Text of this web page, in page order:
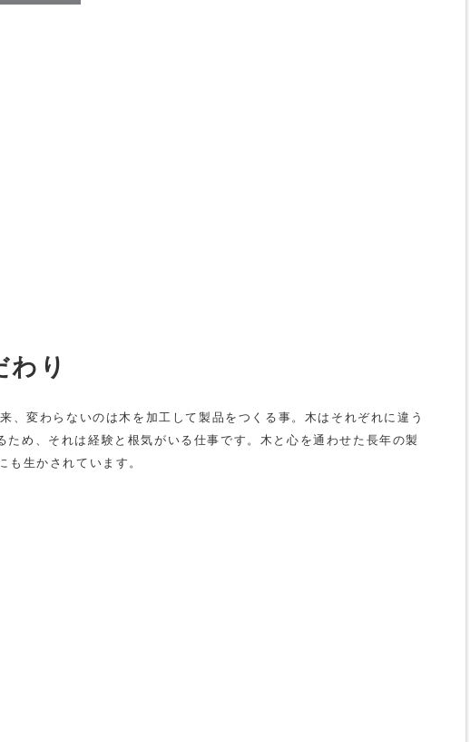
わり
、変わらないのは木を加工して製品をつくる事。木はそれぞれに違う
ため、それは経験と根気がいる仕事です。木と心を通わせた長年の製
も生かされています。